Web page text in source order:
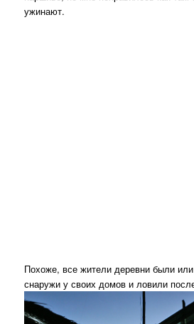
ужинают.
Похоже, все жители деревни были
снаружи у своих домов и ловили